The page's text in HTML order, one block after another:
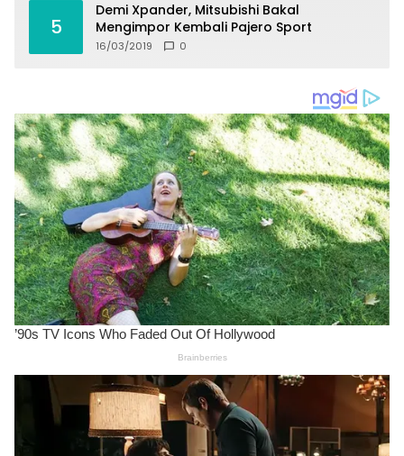
5
Demi Xpander, Mitsubishi Bakal
Mengimpor Kembali Pajero Sport
16/03/2019 0